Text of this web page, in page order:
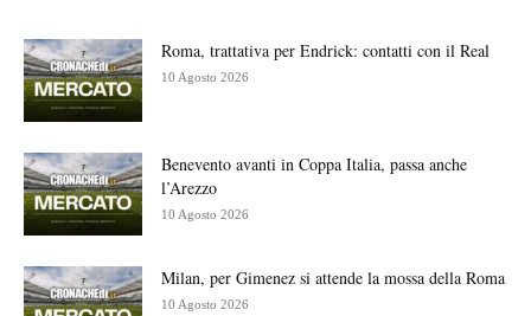
Roma, trattativa per Endrick: contatti con il Real
10 Agosto 2026
Benevento avanti in Coppa Italia, passa anche
l’Arezzo
10 Agosto 2026
Milan, per Gimenez si attende la mossa della Roma
10 Agosto 2026